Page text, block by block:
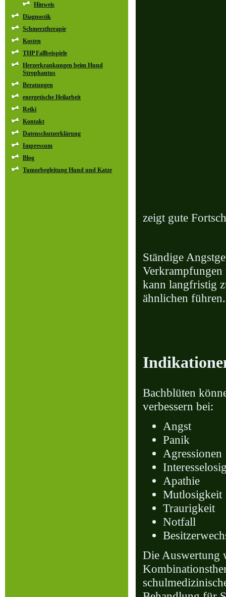
Hinweis
Diagnostik
Schmerztherapie
Kosten
THP Fallbeispiele
Herzerkrankungen beim Hund
Strophantus
Beratungen
energetische Heilarbeit
Reiki
Kontakt
Datenschutzerklärung
Impressum
Blog
Tumorbegleitung Hund und Katze
zeigt gute
Ständige
kann langfristig
ähnlichen führen.
Bachblüten
verbessern bei:
Angst
Panik
Agressionen
Apathie
Mutlosigkeit
Traurigkeit
Notfall
Die Auswertung